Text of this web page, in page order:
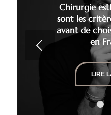
Chirurgie
sont les
avant de
en
LIRE